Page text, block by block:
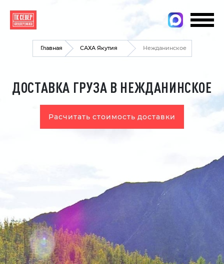
ДОСТАВКА ГРУЗА В НЕЖДАНИНСКОЕ
Расчитать стоимость доставки
Главная САХА Якутия Нежданинское